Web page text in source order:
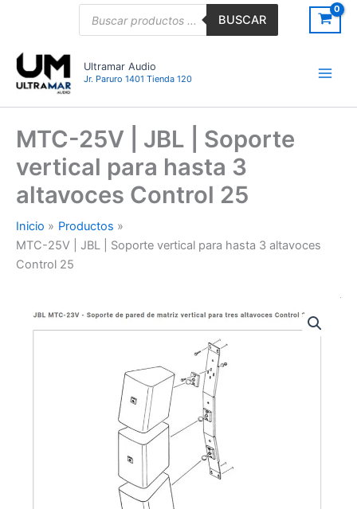
BUSCAR
Ultramar Audio
Jr. Paruro 1401 Tienda 120
MTC-25V | JBL | Soporte
vertical para hasta 3
altavoces Control 25
Inicio
Productos
MTC-25V | JBL | Soporte vertical para hasta 3 altavoces
Control 25
25V